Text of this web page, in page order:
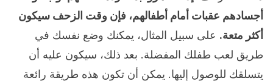
أجسادهم عقبات أمام أطفالهم، فإن وقت الزحف سيكون
أكثر متعة. على سبيل المثال، يمكنك وضع نفسك في
طريق لعب طفلك المفضلة. بعد ذلك، سيكون عليه أن
يتسلقك للوصول إليها. يمكن أن تكون هذه طريقة رائعة